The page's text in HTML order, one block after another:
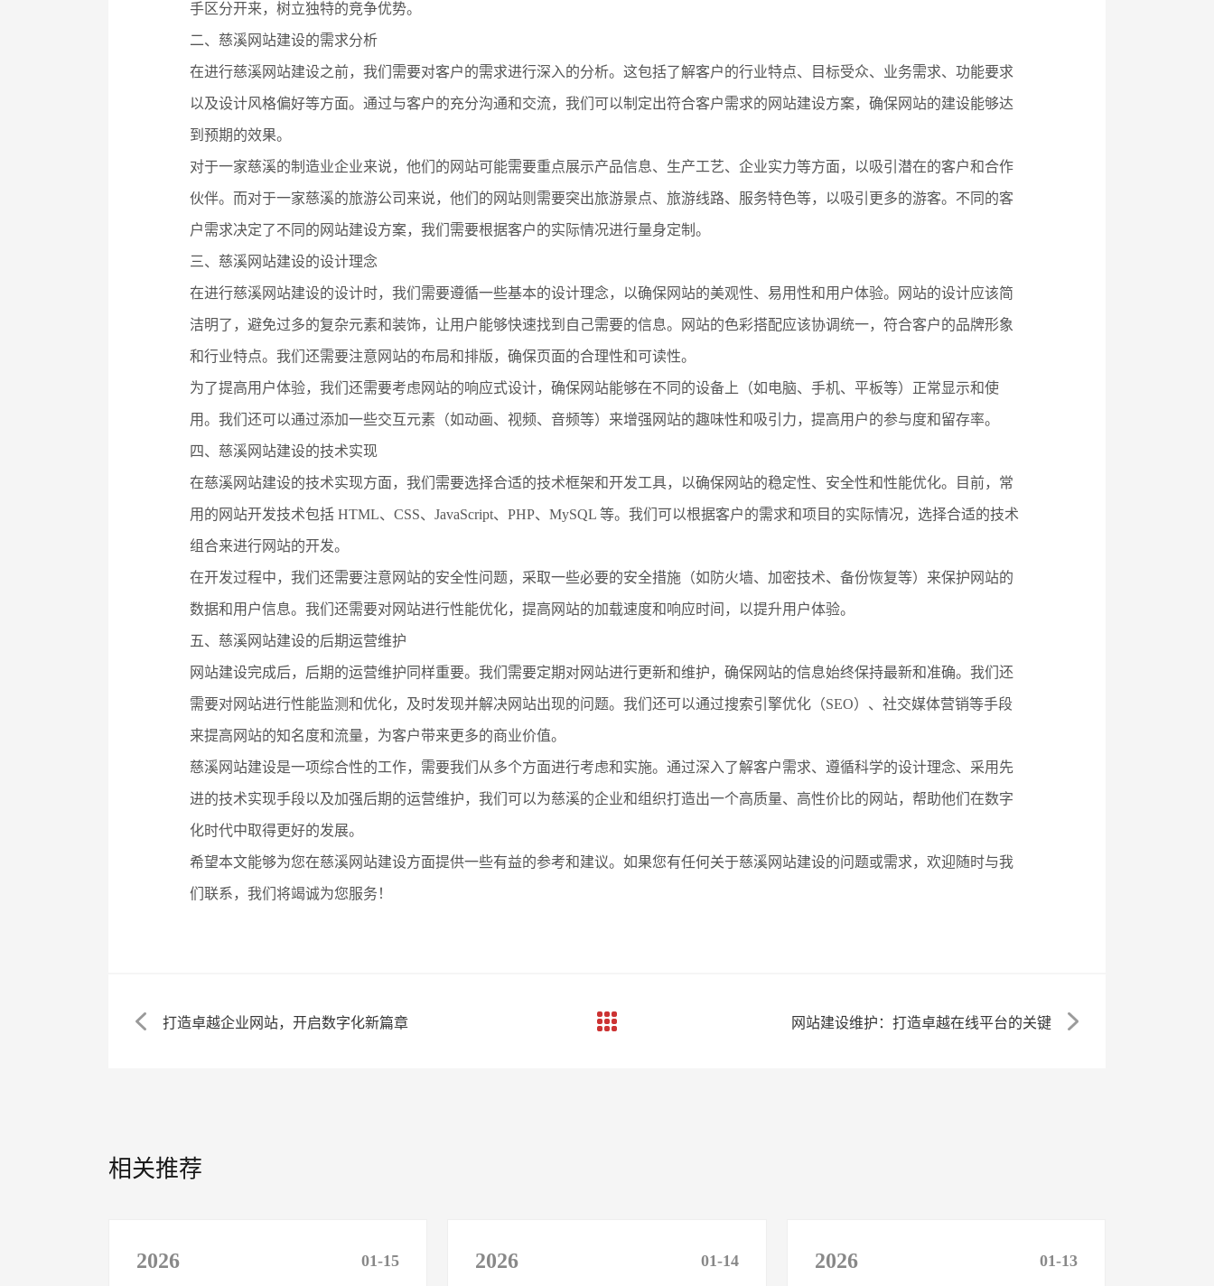
手区分开来，树立独特的竞争优势。
二、慈溪网站建设的需求分析
在进行慈溪网站建设之前，我们需要对客户的需求进行深入的分析。这包括了解客户的行业特点、目标受众、业务需求、功能要求
以及设计风格偏好等方面。通过与客户的充分沟通和交流，我们可以制定出符合客户需求的网站建设方案，确保网站的建设能够达
到预期的效果。
对于一家慈溪的制造业企业来说，他们的网站可能需要重点展示产品信息、生产工艺、企业实力等方面，以吸引潜在的客户和合作
伙伴。而对于一家慈溪的旅游公司来说，他们的网站则需要突出旅游景点、旅游线路、服务特色等，以吸引更多的游客。不同的客
户需求决定了不同的网站建设方案，我们需要根据客户的实际情况进行量身定制。
三、慈溪网站建设的设计理念
在进行慈溪网站建设的设计时，我们需要遵循一些基本的设计理念，以确保网站的美观性、易用性和用户体验。网站的设计应该简
洁明了，避免过多的复杂元素和装饰，让用户能够快速找到自己需要的信息。网站的色彩搭配应该协调统一，符合客户的品牌形象
和行业特点。我们还需要注意网站的布局和排版，确保页面的合理性和可读性。
为了提高用户体验，我们还需要考虑网站的响应式设计，确保网站能够在不同的设备上（如电脑、手机、平板等）正常显示和使
用。我们还可以通过添加一些交互元素（如动画、视频、音频等）来增强网站的趣味性和吸引力，提高用户的参与度和留存率。
四、慈溪网站建设的技术实现
在慈溪网站建设的技术实现方面，我们需要选择合适的技术框架和开发工具，以确保网站的稳定性、安全性和性能优化。目前，常
用的网站开发技术包括 HTML、CSS、JavaScript、PHP、MySQL 等。我们可以根据客户的需求和项目的实际情况，选择合适的技术
组合来进行网站的开发。
在开发过程中，我们还需要注意网站的安全性问题，采取一些必要的安全措施（如防火墙、加密技术、备份恢复等）来保护网站的
数据和用户信息。我们还需要对网站进行性能优化，提高网站的加载速度和响应时间，以提升用户体验。
五、慈溪网站建设的后期运营维护
网站建设完成后，后期的运营维护同样重要。我们需要定期对网站进行更新和维护，确保网站的信息始终保持最新和准确。我们还
需要对网站进行性能监测和优化，及时发现并解决网站出现的问题。我们还可以通过搜索引擎优化（SEO）、社交媒体营销等手段
来提高网站的知名度和流量，为客户带来更多的商业价值。
慈溪网站建设是一项综合性的工作，需要我们从多个方面进行考虑和实施。通过深入了解客户需求、遵循科学的设计理念、采用先
进的技术实现手段以及加强后期的运营维护，我们可以为慈溪的企业和组织打造出一个高质量、高性价比的网站，帮助他们在数字
化时代中取得更好的发展。
希望本文能够为您在慈溪网站建设方面提供一些有益的参考和建议。如果您有任何关于慈溪网站建设的问题或需求，欢迎随时与我
们联系，我们将竭诚为您服务！
打造卓越企业网站，开启数字化新篇章 网站建设维护：打造卓越在线平台的关键
相关推荐
2026 01-15 2026 01-14 2026 01-13